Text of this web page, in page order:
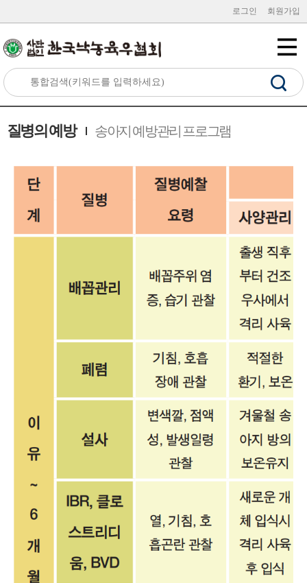
로그인 회원가입
질병의 예방 송아지 예방관리 프로그램